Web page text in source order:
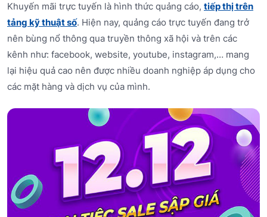
Khuyến mãi trực tuyến là hình thức quảng cáo, tiếp thị trên
tảng kỹ thuật số. Hiện nay, quảng cáo trực tuyến đang trở
nên bùng nổ thông qua truyền thông xã hội và trên các
kênh như: facebook, website, youtube, instagram,… mang
lại hiệu quả cao nên được nhiều doanh nghiệp áp dụng cho
các mặt hàng và dịch vụ của mình.